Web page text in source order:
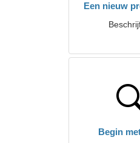
Een nieuw
Begin